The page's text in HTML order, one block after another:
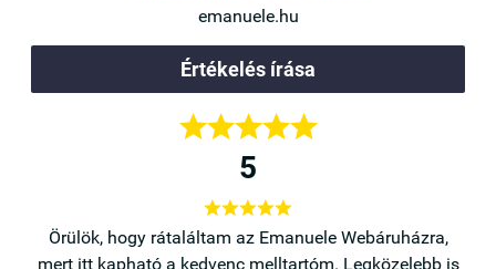
emanuele.hu
Értékelés írása

5

Örülök, hogy rátaláltam az Emanuele Webáruházra,
mert itt kapható a kedvenc melltartóm. Legközelebb is